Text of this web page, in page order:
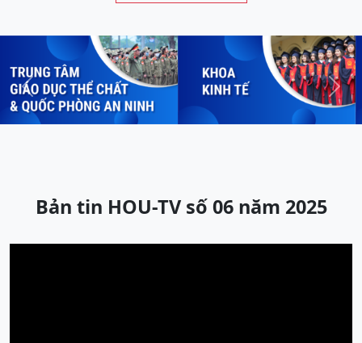
Previous Next
Bản tin HOU-TV số 06 năm 2025